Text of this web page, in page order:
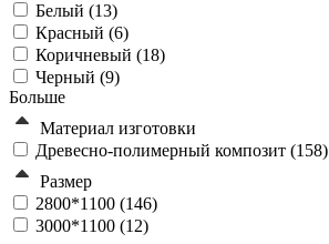
Белый (13)
Красный (6)
Коричневый (18)
Черный (9)
Больше
Материал изготовки
Древесно-полимерный композит (158)
Размер
2800*1100 (146)
3000*1100 (12)